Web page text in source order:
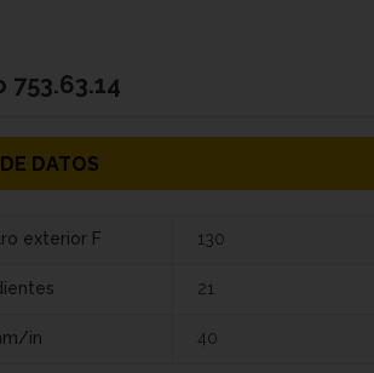
753.63.14
DATOS
exterior F 130
21
in 40